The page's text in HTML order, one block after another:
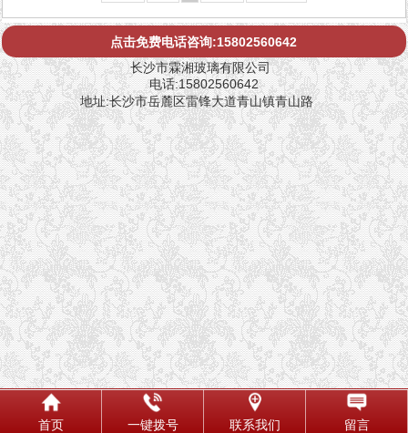
点击免费电话咨询:15802560642
长沙市霖湘玻璃有限公司
电话:15802560642
地址:长沙市岳麓区雷锋大道青山镇青山路
首页 一键拨号 联系我们 留言